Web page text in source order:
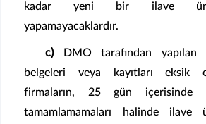
kadar yeni bir ilave
yapamayacaklardır.
c)DMO tarafından yapılan
belgeleri veya kayıtları eksik
firmaların, 25 gün içerisinde
tamamlamamaları halinde ilave